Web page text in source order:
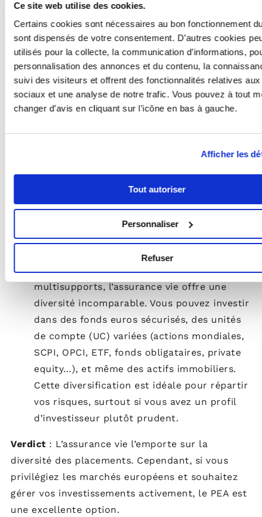
Ce site web utilise des cookies.
Certains cookies sont nécessaires au bon fonctionnement
sont dispensés de votre consentement. D’autres cookies
utilisés pour la collecte, la communication d’informations,
personnalisation des annonces et du contenu, la
suivi des visiteurs et offrent des fonctionnalités relatives
sociaux et une analyse de notre trafic. Vous pouvez à tout
changer d’avis en cliquant sur l’icône en bas à gauche.
Afficher les
Tout autoriser
Personnaliser
Refuser
et sans limite de versements, l’assurance vie est
imbattable. En revanche, le PEA s’adresse
davantage aux investisseurs capables de bloquer
leur épargne sur le moyen ou long terme.
Diversité des placements
européennes, des ETF (à condition qu’ils
soient majoritairement composés d’actions
européennes), et des fonds communs de
placement (OPC). Bien que cet univers soit
restreint géographiquement, il offre des
opportunités intéressantes pour dynamiser
Assurance Vie: Avec ses contrats
multisupports, l’assurance vie offre une
diversité incomparable. Vous pouvez investir
dans des fonds euros sécurisés, des unités
de compte (UC) variées (actions mondiales,
SCPI, OPCI, ETF, fonds obligataires, private
equity…), et même des actifs immobiliers.
Cette diversification est idéale pour répartir
vos risques, surtout si vous avez un profil
d’investisseur plutôt prudent.
Verdict : L’assurance vie l’emporte sur la
diversité des placements. Cependant, si vous
privilégiez les marchés européens et souhaitez
gérer vos investissements activement, le PEA est
une excellente option.